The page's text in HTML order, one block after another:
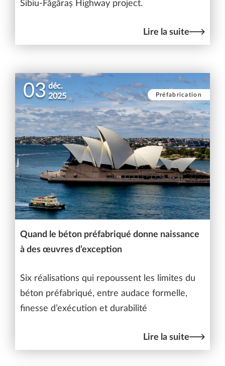
Sibiu-Făgăraș Highway project.
Lire la suite
03 déc.
2025
Préfabrication
Quand le béton préfabriqué donne naissance
à des œuvres d’exception
Six réalisations qui repoussent les limites du
béton préfabriqué, entre audace formelle,
finesse d’exécution et durabilité
Lire la suite